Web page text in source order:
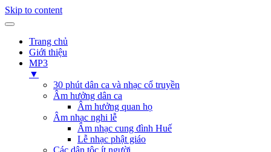
Skip to content
Trang chủ
Giới thiệu
MP3
▼
30 phút dân ca và nhạc cổ truyền
Âm hưởng dân ca
Âm hưởng quan họ
Âm nhạc nghi lễ
Âm nhạc cung đình Huế
Lễ nhạc phật giáo
Các dân tộc ít người